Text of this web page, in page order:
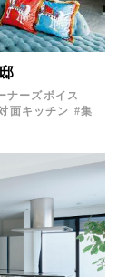
ナーズボイス
面キッチン 集